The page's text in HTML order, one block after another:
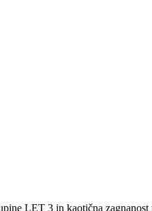
LET 3 in kaotična